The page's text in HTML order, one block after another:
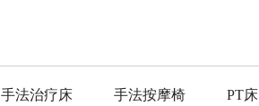
手法治疗床 手法按摩椅 PT床